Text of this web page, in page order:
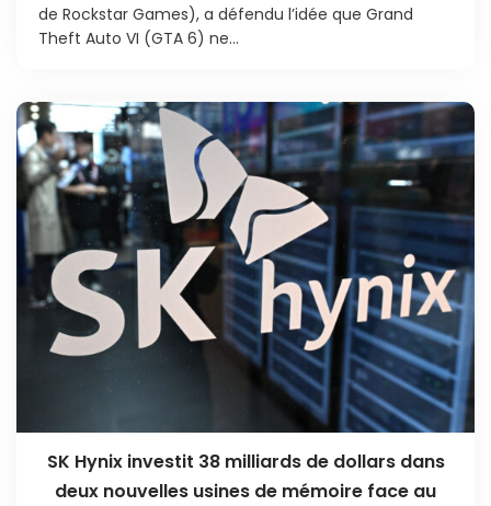
de Rockstar Games), a défendu l’idée que Grand
Theft Auto VI (GTA 6) ne...
SK Hynix investit 38 milliards de dollars dans
deux nouvelles usines de mémoire face au